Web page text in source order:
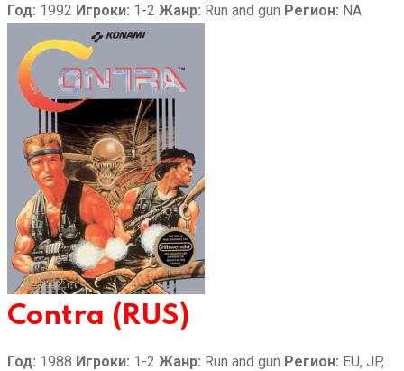
Год: 1992 Игроки: 1-2 Жанр: Run and gun Регион: NA
Contra (RUS)
Год: 1988 Игроки: 1-2 Жанр: Run and gun Регион: EU, JP,